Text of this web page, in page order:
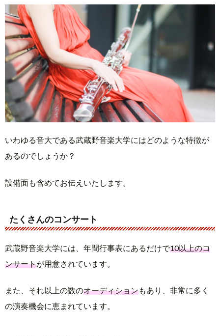
いわゆる音大である武蔵野音楽大学にはどのような特徴が
あるのでしょうか？
設備面も含めてお伝えいたします。
たくさんのコンサート
武蔵野音楽大学には、年間行事表にあるだけで10以上のコ
ンサートが用意されています。
また、それ以上の数のオーディションもあり、非常に多く
の演奏機会に恵まれています。